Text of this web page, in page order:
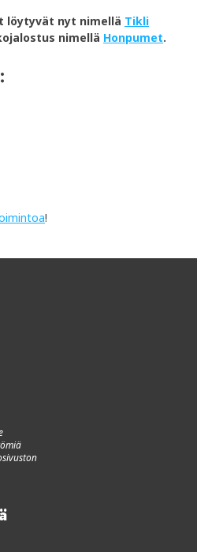
löytyvät nyt nimellä Tikli
nimellä Honpumet.
!